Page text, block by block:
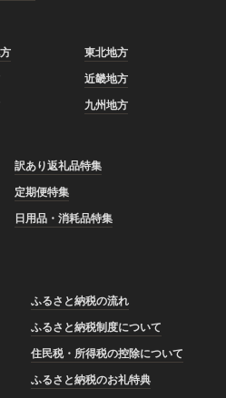
東北地方
近畿地方
九州地方
訳あり返礼品特集
定期便特集
日用品・消耗品特集
ふるさと納税の流れ
ふるさと納税制度について
住民税・所得税の控除について
ふるさと納税のお礼特典